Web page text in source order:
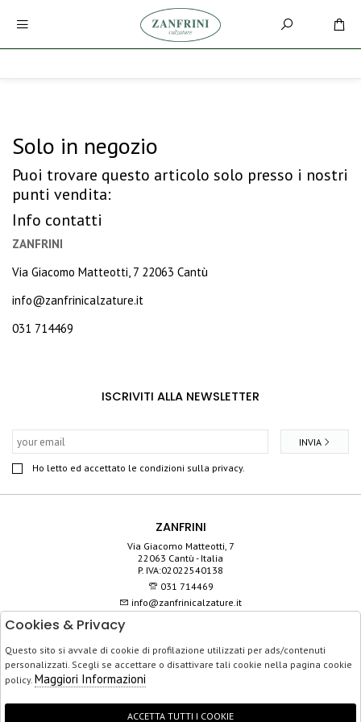
Solo in negozio
Puoi trovare questo articolo solo presso i nostri
punti vendita:
Info contatti
ZANFRINI
Via Giacomo Matteotti, 7 22063 Cantù
info@zanfrinicalzature.it
031 714469
ISCRIVITI ALLA NEWSLETTER
Ho letto ed accettato le condizioni sulla privacy.
INVIA
ZANFRINI
Via Giacomo Matteotti, 7
22063 Cantù - Italia
P. IVA:02022540138
031 714469
info@zanfrinicalzature.it
SERVIZIO CLIENTI
ACQUISTO SICURO
Cookies & Privacy
Questo sito si avvale di cookie di profilazione utilizzati per ads/contenuti
personalizzati. Scegli se accettare o disattivare tali cookie nella pagina cookie
policy. Maggiori Informazioni
ACCETTA TUTTI I COOKIE